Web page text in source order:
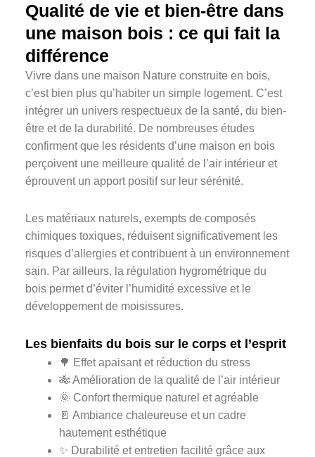
Qualité de vie et bien-être dans
une maison bois : ce qui fait la
différence
Vivre dans une maison Nature construite en bois,
c’est bien plus qu’habiter un simple logement. C’est
intégrer un univers respectueux de la santé, du bien-
être et de la durabilité. De nombreuses études
confirment que les résidents d’une maison en bois
perçoivent une meilleure qualité de l’air intérieur et
éprouvent un apport positif sur leur sérénité.
Les matériaux naturels, exempts de composés
chimiques toxiques, réduisent significativement les
risques d’allergies et contribuent à un environnement
sain. Par ailleurs, la régulation hygrométrique du
bois permet d’éviter l’humidité excessive et le
développement de moisissures.
Les bienfaits du bois sur le corps et l’esprit
🌳 Effet apaisant et réduction du stress
🎋 Amélioration de la qualité de l’air intérieur
🌞 Confort thermique naturel et agréable
🚪 Ambiance chaleureuse et un cadre
hautement esthétique
✨ Durabilité et entretien facilité grâce aux